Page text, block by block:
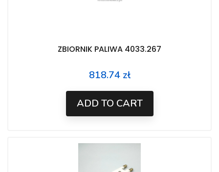
ZBIORNIK PALIWA 4033.267
Price
818.74 zł
ADD TO CART